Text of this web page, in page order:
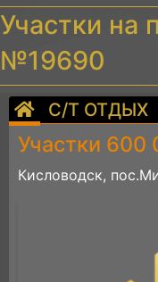
Участки на
№19690
С/Т ОТДЫХ
Участки 600
Кисловодск,